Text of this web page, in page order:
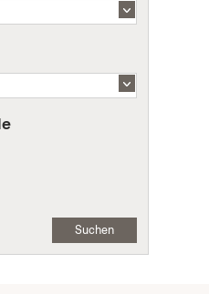
Suchen